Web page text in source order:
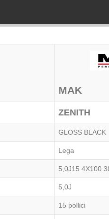
MAK
ZENITH
GLOSS BLACK
Lega
5,0J15 4X100
5,0J
15 pollici